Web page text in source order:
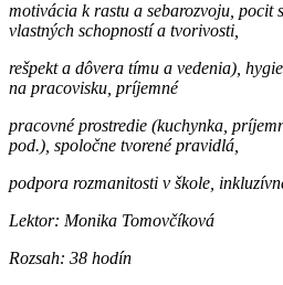
motivácia k rastu a sebarozvoju, pocit
vlastných schopností a tvorivosti,
rešpekt a dôvera tímu a vedenia),
na pracovisku, príjemné
pracovné prostredie (kuchynka,
pod.), spoločne tvorené pravidlá,
podpora rozmanitosti v škole,
Lektor: Monika Tomovčíková
Rozsah: 38 hodín